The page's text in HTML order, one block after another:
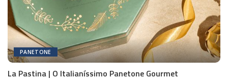
PANETONE
La Pastina | O Italianíssimo Panetone Gourmet